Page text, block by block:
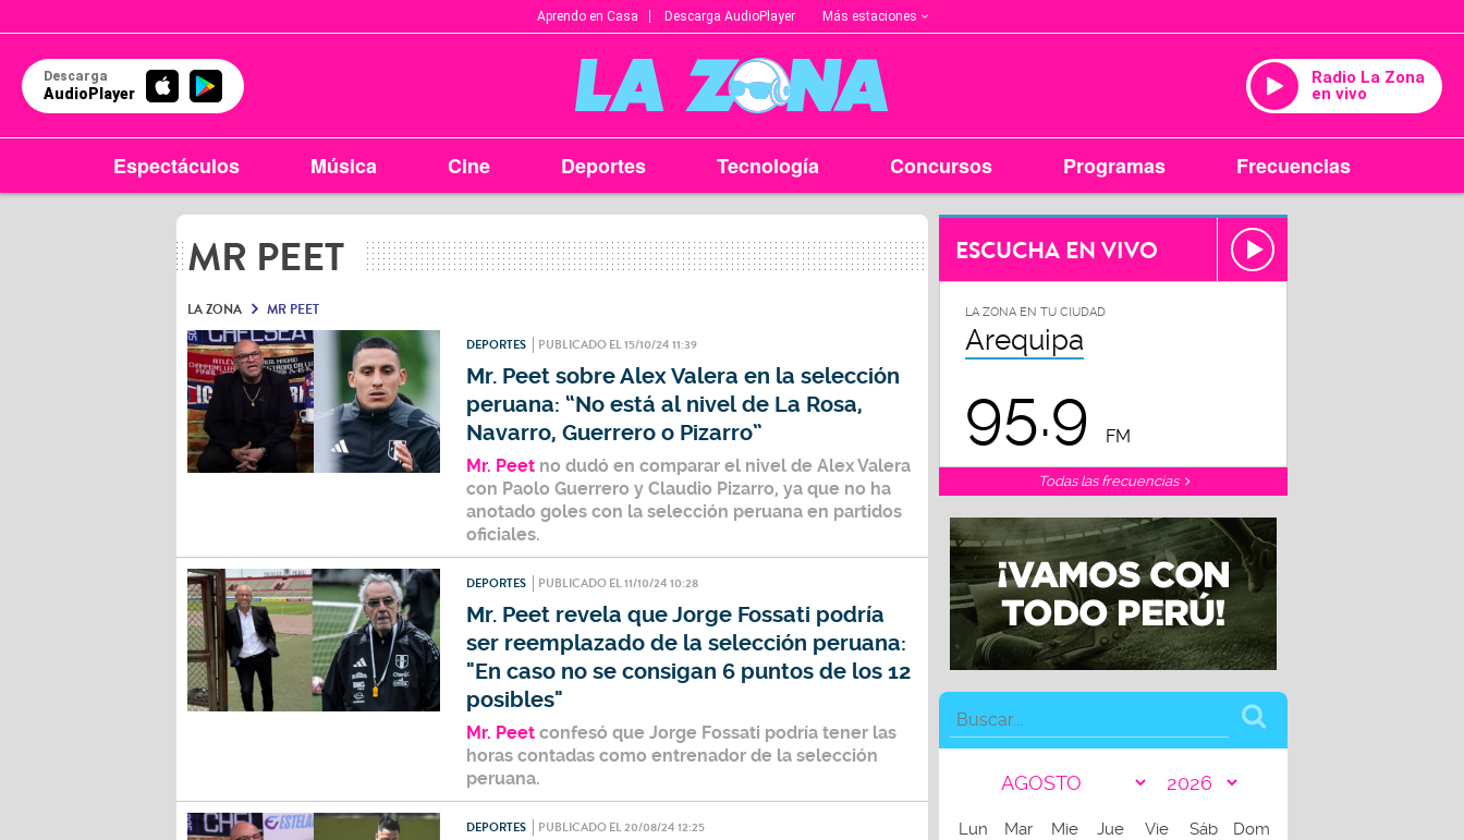
Aprendo en Casa Descarga AudioPlayer Más estaciones
Descarga
AudioPlayer
Radio La Zona
en vivo
Espectáculos Música Cine Deportes Tecnología Concursos Programas Frecuencias
MR PEET
LA ZONA MR PEET
DEPORTES PUBLICADO EL 15/10/24 11:39
Mr. Peet sobre Alex Valera en la selección
peruana: “No está al nivel de La Rosa,
Navarro, Guerrero o Pizarro”
Mr. Peet no dudó en comparar el nivel de Alex Valera
con Paolo Guerrero y Claudio Pizarro, ya que no ha
anotado goles con la selección peruana en partidos
oficiales.
DEPORTES PUBLICADO EL 11/10/24 10:28
Mr. Peet revela que Jorge Fossati podría
ser reemplazado de la selección peruana:
"En caso no se consigan 6 puntos de los 12
posibles"
Mr. Peet confesó que Jorge Fossati podría tener las
horas contadas como entrenador de la selección
peruana.
DEPORTES PUBLICADO EL 20/08/24 12:25
ESCUCHA EN VIVO
LA ZONA EN TU CIUDAD
Arequipa
95.9 FM
Todas las frecuencias
Lun Mar Mie Jue Vie Sáb
Dom